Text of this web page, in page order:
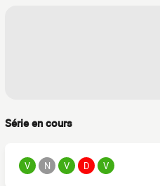
Série en cours
V N V D V